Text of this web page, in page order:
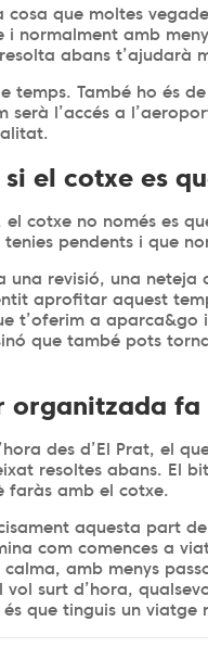
cosa que moltes
normalment amb
abans t’ajudarà
temps. També ho és
l’accés a
el cotxe es
el cotxe no només es
tenies pendents i que
una revisió, una
aprofitar aquest
t’oferim a
que també pots
organitzada
des d’El Prat, el
resoltes abans. El
faràs amb el cotxe.
aquesta part
com comences a
amb menys
surt d’hora,
que tinguis un viatge